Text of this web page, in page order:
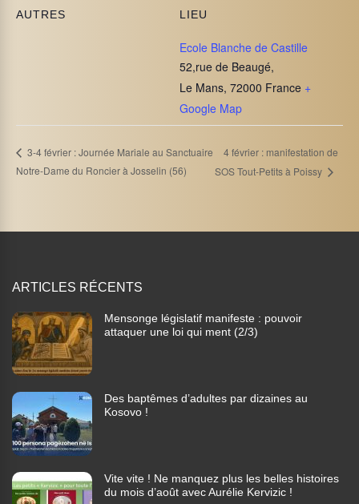
LIEU
Ecole Blanche de Castille
52,rue de Beaugé,
Le Mans, 72000 France +
Google Map
AUTRES
3-4 février : Journée Mariale au Sanctuaire
Notre-Dame du Roncier à Josselin (56)
4 février : manifestation de
SOS Tout-Petits à Poissy
ARTICLES RÉCENTS
Mensonge législatif manifeste : pouvoir
attaquer une loi qui ment (2/3)
Des baptêmes d’adultes par dizaines au
Kosovo !
Vite vite ! Ne manquez plus les belles histoires
du mois d’août avec Aurélie Kervizic !